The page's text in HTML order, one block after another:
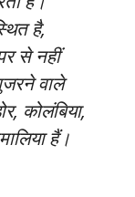
है,
से नहीं
वाले
कोलंबिया,
हैं।